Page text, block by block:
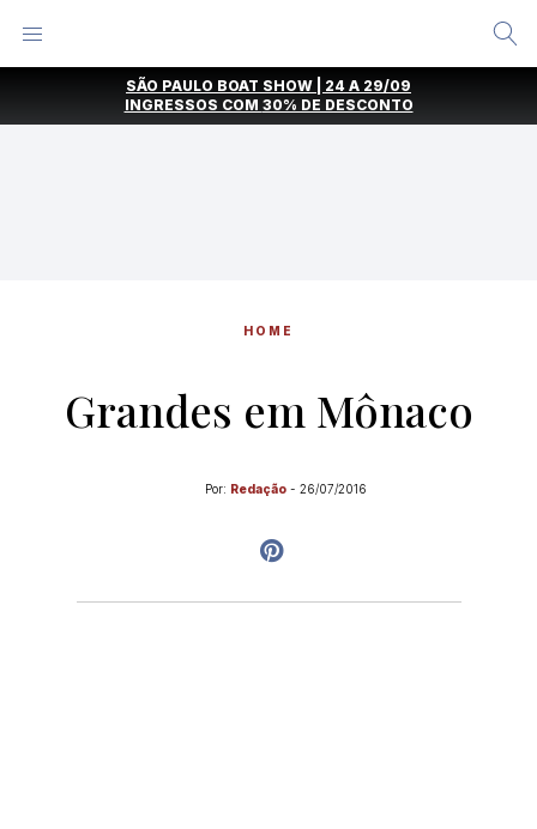
SÃO PAULO BOAT SHOW | 24 A 29/09
INGRESSOS COM 30% DE DESCONTO
HOME
Grandes em Mônaco
Por: Redação - 26/07/2016